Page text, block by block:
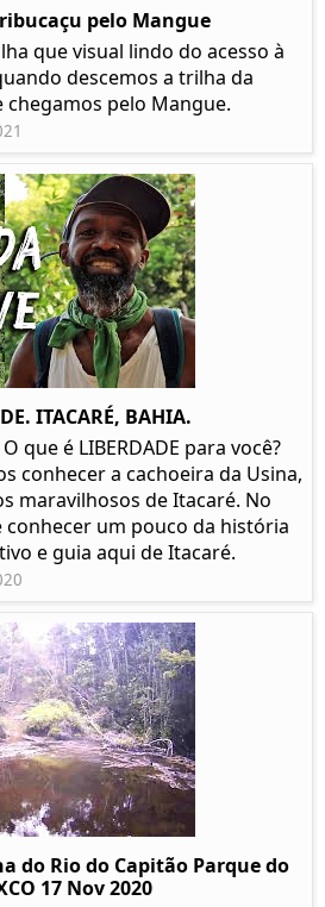
pelo Mangue
que visual lindo do acesso à
descemos a trilha da
chegamos pelo Mangue.
ITACARÉ, BAHIA.
que é LIBERDADE para você?
conhecer a cachoeira da Usina,
maravilhosos de Itacaré. No
conhecer um pouco da história
e guia aqui de Itacaré.
do Rio do Capitão Parque do
17 Nov 2020